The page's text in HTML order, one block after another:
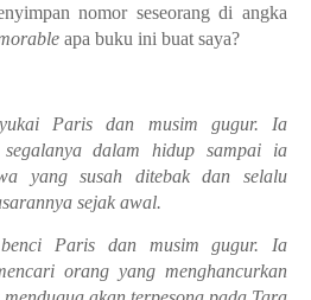
nomor seseorang di angka
apa buku ini buat saya?
Paris dan musim gugur. Ia
dalam hidup sampai ia
yang susah ditebak dan selalu
sejak awal.
benci Paris dan musim gugur. Ia
orang yang menghancurkan